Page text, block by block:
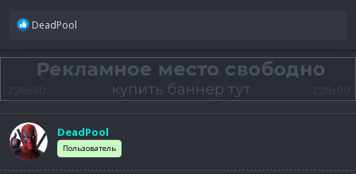
Р
:
DeadPool
DeadPool
Пользователь